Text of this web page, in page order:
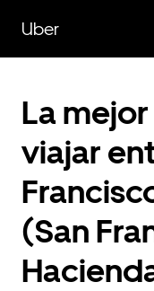
contenido
principal
Uber
La
viajar
(San